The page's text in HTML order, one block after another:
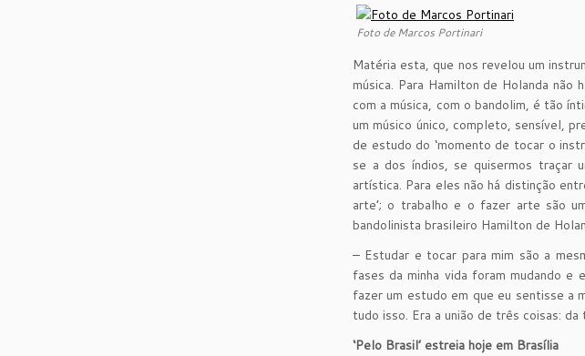
Foto de Marcos Portinari
Matéria esta, que nos revelou um
música. Para Hamilton de Holanda
com a música, com o bandolim, é tão
um músico único, completo, sensível,
de estudo do ‘momento de tocar o
se a dos índios, se quisermos traçar
artística. Para eles não há distinção
arte’; o trabalho e o fazer arte são
bandolinista brasileiro Hamilton de
– Estudar e tocar para mim são a
fases da minha vida foram mudando
fazer um estudo em que eu sentisse a
tudo isso. Era a união de três coisas:
‘Pelo Brasil’ estreia hoje em Brasília